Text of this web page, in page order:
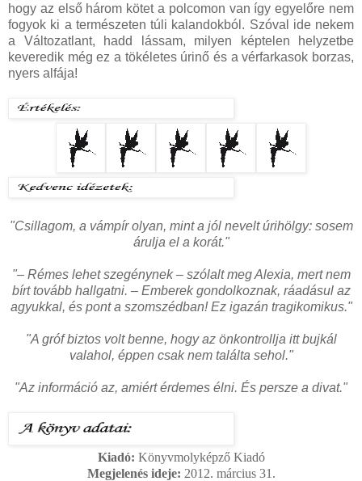
hogy az első három kötet a polcomon van így egyelőre nem
fogyok ki a természeten túli kalandokból. Szóval ide nekem
a Változatlant, hadd lássam, milyen képtelen helyzetbe
keveredik még ez a tökéletes úrinő és a vérfarkasok borzas,
nyers alfája!
"Csillagom, a vámpír olyan, mint a jól nevelt úrihölgy: sosem
árulja el a korát."
"– Rémes lehet szegénynek – szólalt meg Alexia, mert nem
bírt tovább hallgatni. – Emberek gondolkoznak, ráadásul az
agyukkal, és pont a szomszédban! Ez igazán tragikomikus."
"A gróf biztos volt benne, hogy az önkontrollja itt bujkál
valahol, éppen csak nem találta sehol."
"Az információ az, amiért érdemes élni. És persze a divat."
Kiadó: Könyvmolyképző Kiadó
Megjelenés ideje: 2012. március 31.